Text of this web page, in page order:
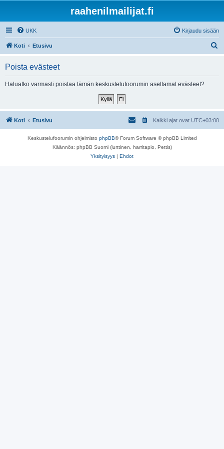
raahenilmailijat.fi
UKK Kirjaudu sisään
Koti Etusivu
Poista evästeet
Haluatko varmasti poistaa tämän keskustelufoorumin asettamat evästeet?
Koti Etusivu Kaikki ajat ovat UTC+03:00
Keskustelufoorumin ohjelmisto phpBB® Forum Software © phpBB Limited
Käännös: phpBB Suomi (lurttinen, harritapio, Pettis)
Yksityisyys | Ehdot